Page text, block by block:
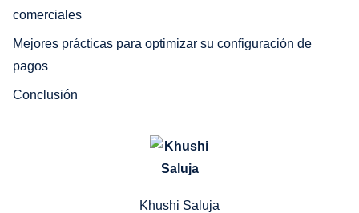
Khushi Saluja
comerciales
Mejores prácticas para optimizar su configuración de
pagos
Conclusión